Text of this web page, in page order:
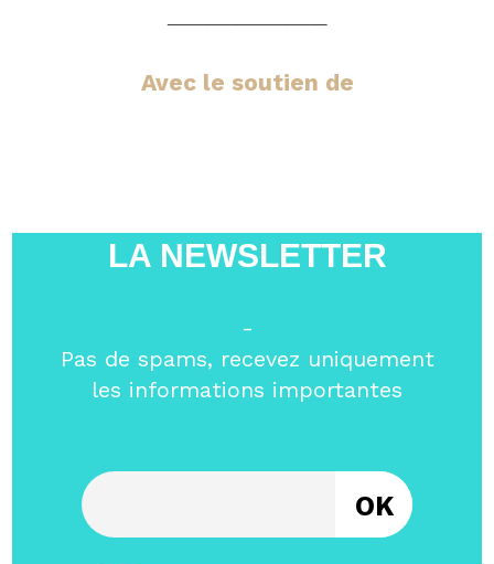
Avec le soutien de
LA NEWSLETTER
-
Pas de spams, recevez uniquement
les informations importantes